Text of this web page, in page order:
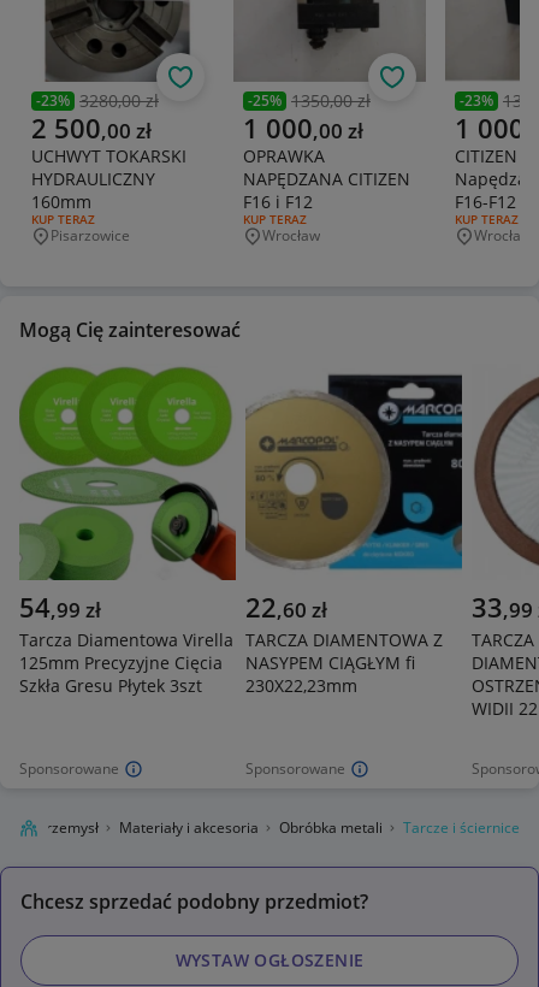
Poprzednia cena
-23% 3280,00 zł
Aktualna cena
2 500,00 zł
UCHWYT TOKARSKI
HYDRAULICZNY
160mm
RODZAJ OFERTY:
KUP TERAZ
Miejscowość
Pisarzowice
Obserwuj
Poprzednia cena
-25% 1350,00 zł
Aktualna cena
1 000,00 zł
OPRAWKA
NAPĘDZANA CITIZEN
F16 i F12
RODZAJ OFERTY:
KUP TERAZ
Miejscowość
Wrocław
Obserwuj
-23%
Aktualna
1 000
CITIZEN
F16-F12
RODZAJ
KUP TERAZ
Wrocław
Mogą Cię zainteresować
Sponsorowane
54,99 zł
Tarcza Diamentowa Virella
125mm Precyzyjne Cięcia
Szkła Gresu Płytek 3szt
Sponsorowane
22,60 zł
TARCZA DIAMENTOWA Z
NASYPEM CIĄGŁYM fi
230X22,23mm
33,99
WIDII
Przemysł Materiały i akcesoria Obróbka metali Tarcze i ściernice
Chcesz sprzedać podobny przedmiot?
WYSTAW OGŁOSZENIE